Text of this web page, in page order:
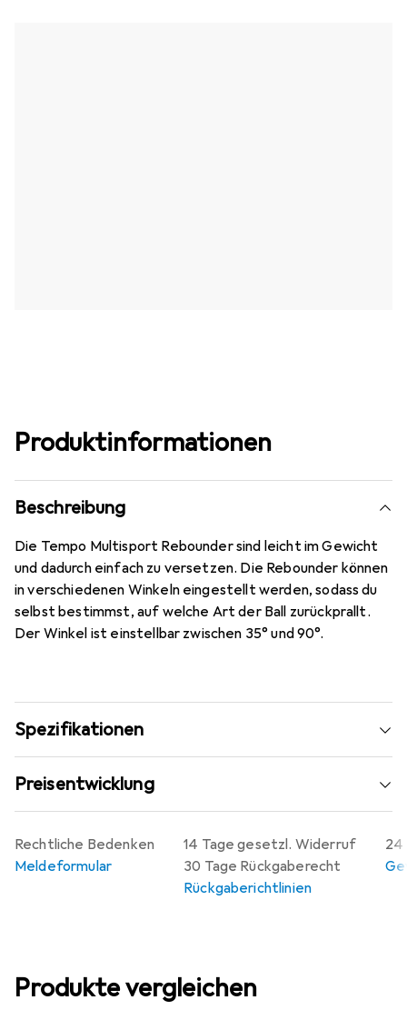
Produktinformationen
Beschreibung
Die Tempo Multisport Rebounder sind leicht im Gewicht
und dadurch einfach zu versetzen. Die Rebounder können
in verschiedenen Winkeln eingestellt werden, sodass du
selbst bestimmst, auf welche Art der Ball zurückprallt.
Der Winkel ist einstellbar zwischen 35° und 90°.
Spezifikationen
Preisentwicklung
14 Tage gesetzl. Widerruf
30 Tage Rückgaberecht
Rückgaberichtlinien
24
Rechtliche Bedenken
Meldeformular
Produkte vergleichen